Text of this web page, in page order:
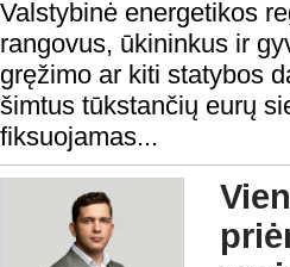
Valstybinė energetikos
rangovus, ūkininkus ir
gręžimo ar kiti statybos
šimtus tūkstančių eurų
fiksuojamas...